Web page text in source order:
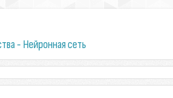
- Нейронная сеть